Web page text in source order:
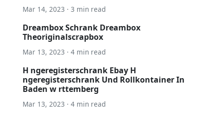
Mar 14, 2023 · 3 min read
Dreambox Schrank Dreambox
Theoriginalscrapbox
Mar 13, 2023 · 4 min read
H ngeregisterschrank Ebay H
ngeregisterschrank Und Rollkontainer In
Baden w rttemberg
Mar 13, 2023 · 4 min read